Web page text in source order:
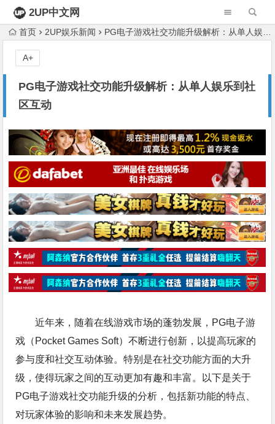
2UP中文网
首页 2UP娱乐新闻 PG电子游戏社交功能升级解析：从单人娱乐到社区互动
PG电子游戏社交功能升级解析：从单人娱乐到社
区互动
A+
近年来，随着在线游戏市场的蓬勃发展，PG电子游
戏（Pocket Games Soft）不断进行创新，以提高玩家的
参与度和社交互动体验。特别是在社交功能方面的大升
级，使得玩家之间的互动更加有趣和丰富。以下是关于
PG电子游戏社交功能升级的分析，包括新功能的特点、
对玩家体验的影响和未来发展趋势。